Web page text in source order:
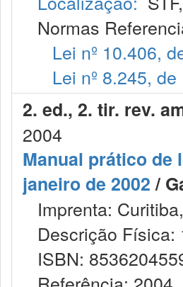
Normas
Lei nº 10.406,
Lei nº 8.245,
2. ed., 2. tir. rev.
2004
Manual prático de
janeiro de 2002/
Imprenta:
Descrição Física:
ISBN: